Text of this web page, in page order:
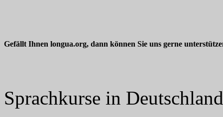
Gefällt Ihnen longua.org, dann können Sie uns gerne
Sprachkurse in